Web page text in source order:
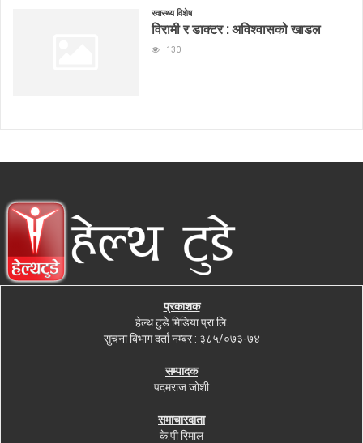
स्वास्थ्य विशेष
विरामी र डाक्टर : अविश्वासको खाडल
130
प्रकाशक
हेल्थ टुडे मिडिया प्रा.लि.
सुचना बिभाग दर्ता नम्बर : ३८५/०७३-७४
सम्पादक
पदमराज जोशी
समाचारदाता
के.पी रिमाल